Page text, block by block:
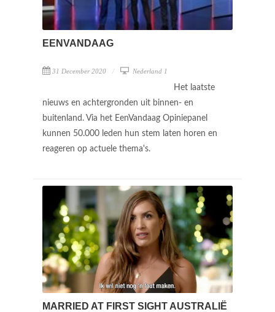
EENVANDAAG
31 December 2020 Nederland 1
Het laatste
nieuws en achtergronden uit binnen- en
buitenland. Via het EenVandaag Opiniepanel
kunnen 50.000 leden hun stem laten horen en
reageren op actuele thema's.
MARRIED AT FIRST SIGHT AUSTRALIË